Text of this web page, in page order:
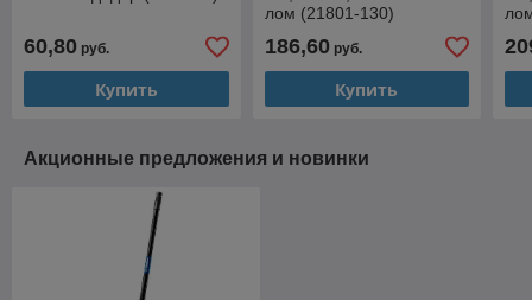
60,80 руб.
Купить
лом (21801-130)
186,60руб.
Купить
Акционные предложения и новинки